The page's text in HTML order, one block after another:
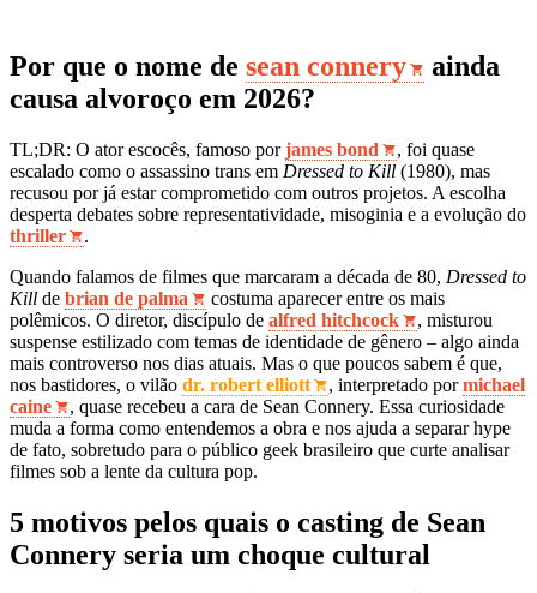
Por que o nome de sean connery
ainda
causa alvoroço em 2026?
TL;DR: O ator escocês, famoso porjames bond
, foi quase
escalado como o assassino trans em Dressed to Kill (1980), mas
recusou por já estar comprometido com outros projetos. A escolha
desperta debates sobre representatividade, misoginia e a evolução do
thriller
.
Quando falamos de filmes que marcaram a década de 80, Dressed to
Kill de brian de palma
costuma aparecer entre os mais
polêmicos. O diretor, discípulo de alfred hitchcock
, misturou
suspense estilizado com temas de identidade de gênero – algo ainda
mais controverso nos dias atuais. Mas o que poucos sabem é que,
nos bastidores, o vilão dr. robert elliott , interpretado pormichael
caine
, quase recebeu a cara de Sean Connery. Essa curiosidade
muda a forma como entendemos a obra e nos ajuda a separar hype
de fato, sobretudo para o público geek brasileiro que curte analisar
filmes sob a lente da cultura pop.
5 motivos pelos quais o casting de Sean
Connery seria um choque cultural